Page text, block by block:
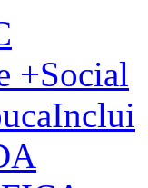
+Social